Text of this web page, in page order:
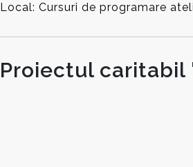
Local: Cursuri de programare
Proiectul caritabil